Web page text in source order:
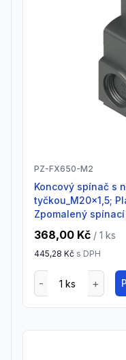
PZ-FX650-M2
Koncový spínač s nastavitelnou kovovou
tyčkou_M20x1,5;
Zpomalený
368,00 Kč / 1 ks
445,28 Kč s DPH